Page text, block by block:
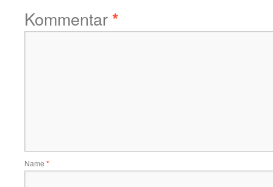
Kommentar*
Name *